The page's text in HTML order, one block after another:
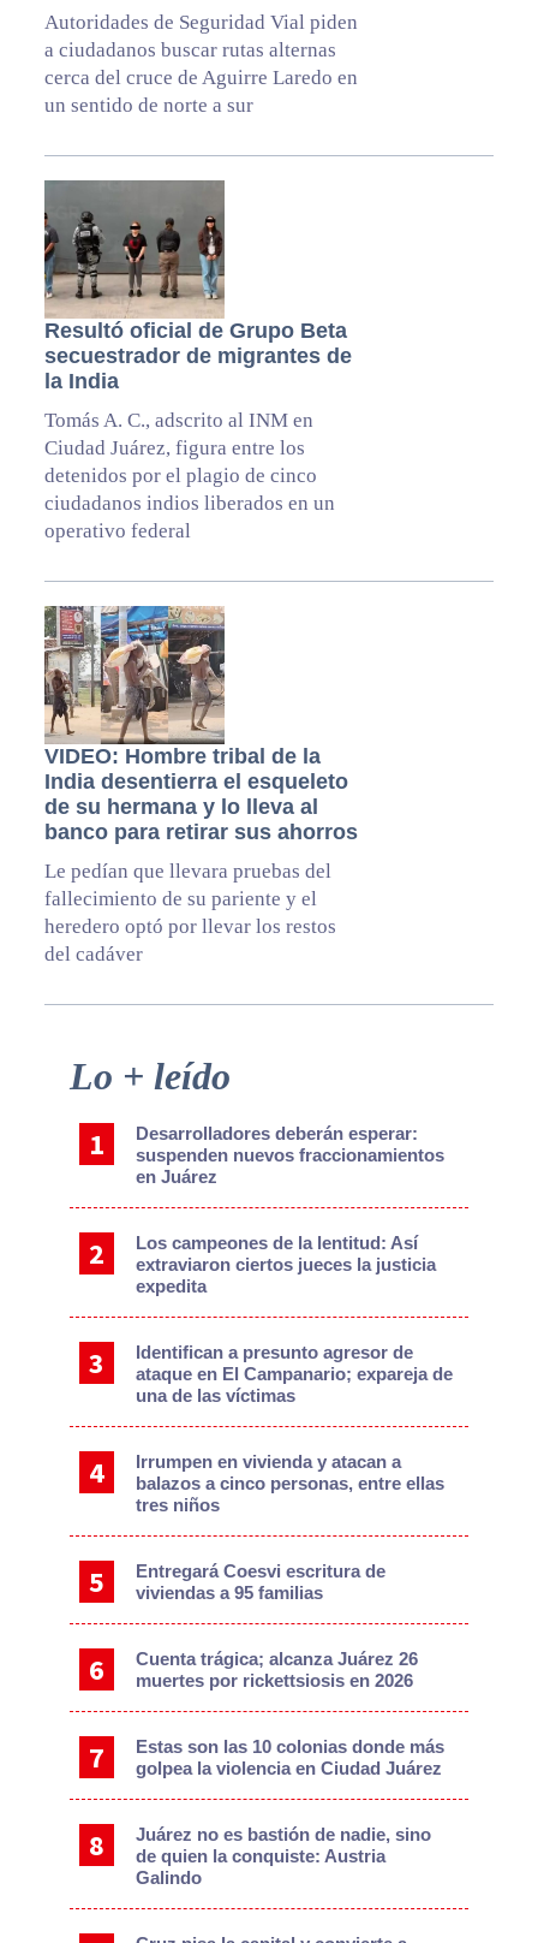
Autoridades de Seguridad Vial piden
a ciudadanos buscar rutas alternas
cerca del cruce de Aguirre Laredo en
un sentido de norte a sur
Resultó oficial de Grupo Beta
secuestrador de migrantes de
la India
Tomás A. C., adscrito al INM en
Ciudad Juárez, figura entre los
detenidos por el plagio de cinco
ciudadanos indios liberados en un
operativo federal
VIDEO: Hombre tribal de la
India desentierra el esqueleto
de su hermana y lo lleva al
banco para retirar sus ahorros
Le pedían que llevara pruebas del
fallecimiento de su pariente y el
heredero optó por llevar los restos
del cadáver
Primary
Lo + leído
Desarrolladores deberán esperar:
suspenden nuevos fraccionamientos
en Juárez
Los campeones de la lentitud: Así
extraviaron ciertos jueces la justicia
expedita
Identifican a presunto agresor de
ataque en El Campanario; expareja de
una de las víctimas
Irrumpen en vivienda y atacan a
balazos a cinco personas, entre ellas
tres niños
Entregará Coesvi escritura de
viviendas a 95 familias
Cuenta trágica; alcanza Juárez 26
muertes por rickettsiosis en 2026
Estas son las 10 colonias donde más
golpea la violencia en Ciudad Juárez
Juárez no es bastión de nadie, sino
de quien la conquiste: Austria
Galindo